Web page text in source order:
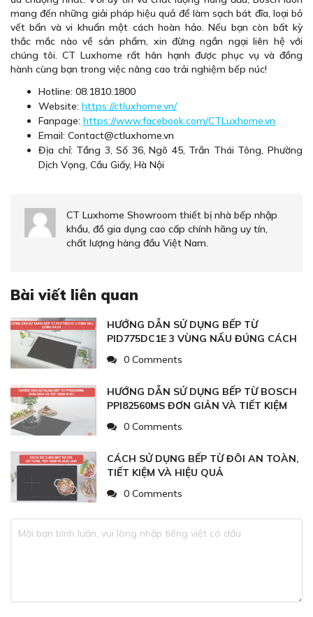
mang đến những giải pháp hiệu quả để làm sạch bát đĩa, loại bỏ
vết bẩn và vi khuẩn một cách hoàn hảo. Nếu bạn còn bất kỳ
thắc mắc nào về sản phẩm, xin đừng ngần ngại liên hệ với
chúng tôi. CT Luxhome rất hân hạnh được phục vụ và đồng
hành cùng bạn trong việc nâng cao trải nghiệm bếp núc!
Hotline: 08.1810.1800
Website: https://ctluxhome.vn/
Fanpage: https://www.facebook.com/CTLuxhome.vn
Email: Contact@ctluxhome.vn
Địa chỉ: Tầng 3, Số 36, Ngõ 45, Trần Thái Tông, Phường
Dịch Vọng, Cầu Giấy, Hà Nội
CT Luxhome Showroom thiết bị nhà bếp nhập
khẩu, đồ gia dụng cao cấp chính hãng uy tín,
chất lượng hàng đầu Việt Nam.
Bài viết liên quan
HƯỚNG DẪN SỬ DỤNG BẾP TỪ
PID775DC1E 3 VÙNG NẤU ĐÚNG CÁCH
0 Comments
HƯỚNG DẪN SỬ DỤNG BẾP TỪ BOSCH
PPI82560MS ĐƠN GIẢN VÀ TIẾT KIỆM
0 Comments
CÁCH SỬ DỤNG BẾP TỪ ĐÔI AN TOÀN,
TIẾT KIỆM VÀ HIỆU QUẢ
0 Comments